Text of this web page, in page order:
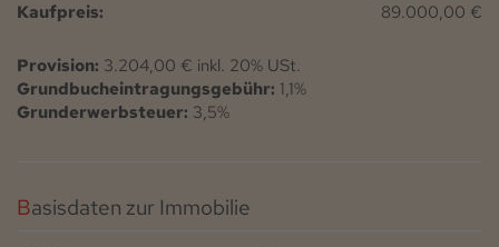
Kaufpreis: 89.000,00 €
Provision: 3.204,00 € inkl. 20% USt.
Grundbucheintragungsgebühr: 1,1%
Grunderwerbsteuer: 3,5%
Basisdaten zur Immobilie